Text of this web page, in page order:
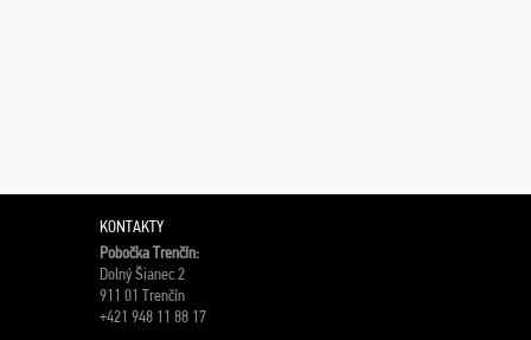
KONTAKTY
Pobočka Trenčín:
Dolný Šianec 2
911 01 Trenčín
+421 948 11 88 17